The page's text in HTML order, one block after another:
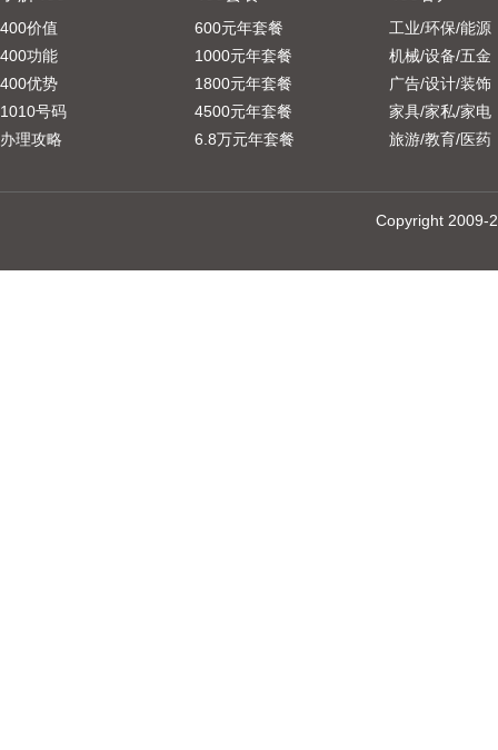
400价值
400功能
400优势
1010号码
办理攻略
600元年套餐
1000元年套餐
1800元年套餐
4500元年套餐
6.8万元年套餐
工业/环保/能源
机械/设备/五金
广告/设计/装饰
家具/家私/家电
旅游/教育/医药
Copyright 2009-